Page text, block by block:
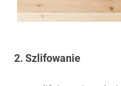
2. Szlifowanie